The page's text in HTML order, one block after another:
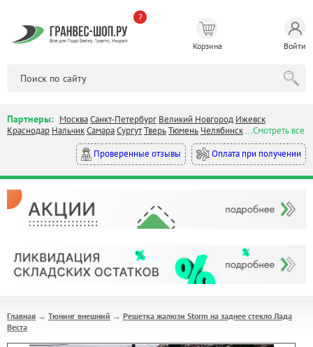
?
Корзина Войти
Партнеры: МоскваСанкт-Петербург Великий Новгород Ижевск
Краснодар НальчикСамараСургутТверьТюмень Челябинск...Смотреть все
Проверенные отзывы
Оплата при получении
Главная → Тюнинг внешний → Решетка жалюзи Storm на заднее стекло Лада
Веста